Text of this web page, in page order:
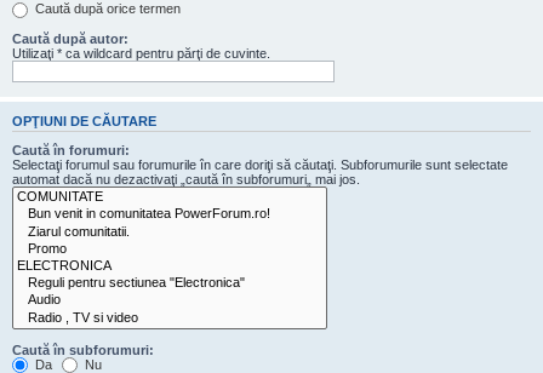
Caută după orice termen
Caută după autor:
Utilizaţi * ca wildcard pentru părţi de cuvinte.
OPŢIUNI DE CĂUTARE
Caută în forumuri:
Selectaţi forumul sau forumurile în care doriţi să căutaţi. Subforumurile sunt selectate
automat dacă nu dezactivaţi „caută în subforumuri„ mai jos.
Caută în subforumuri:
Da
Nu